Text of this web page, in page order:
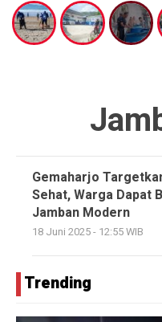
Gemaharjo
Sehat, Warga Dapat
Jamban Modern
18 Juni 2025 - 12:55 WIB
Trending